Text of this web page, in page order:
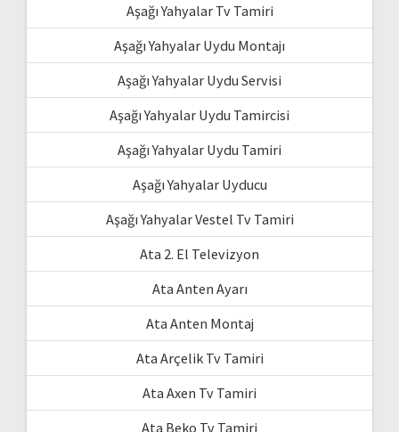
Aşağı Yahyalar Tv Tamiri
Aşağı Yahyalar Uydu Montajı
Aşağı Yahyalar Uydu Servisi
Aşağı Yahyalar Uydu Tamircisi
Aşağı Yahyalar Uydu Tamiri
Aşağı Yahyalar Uyducu
Aşağı Yahyalar Vestel Tv Tamiri
Ata 2. El Televizyon
Ata Anten Ayarı
Ata Anten Montaj
Ata Arçelik Tv Tamiri
Ata Axen Tv Tamiri
Ata Beko Tv Tamiri